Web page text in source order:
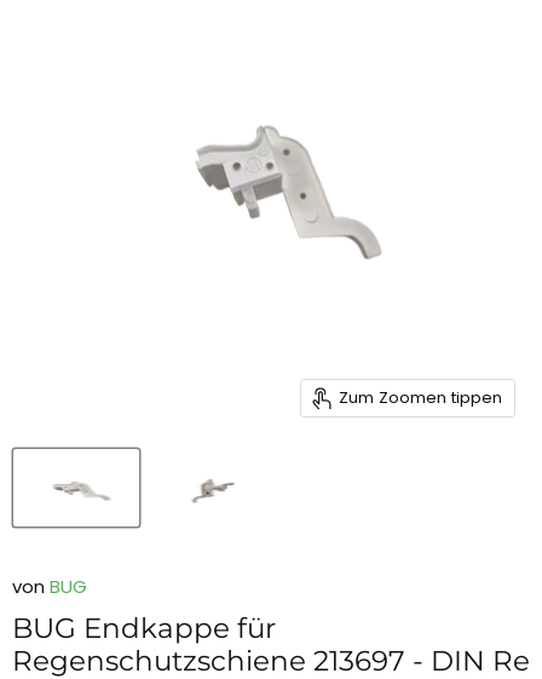
Zum Zoomen tippen
von BUG
BUG Endkappe für
Regenschutzschiene 213697 - DIN Re